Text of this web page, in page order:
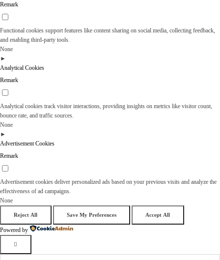
Remark
Functional cookies support features like content sharing on social media, collecting feedback,
and enabling third-party tools.
None
►
Analytical Cookies
Remark
Analytical cookies track visitor interactions, providing insights on metrics like visitor count,
bounce rate, and traffic sources.
None
►
Advertisement Cookies
Remark
Advertisement cookies deliver personalized ads based on your previous visits and analyze the
effectiveness of ad campaigns.
None
Reject All Save My Preferences Accept All
Powered by